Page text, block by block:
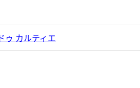
ゥ カルティエ